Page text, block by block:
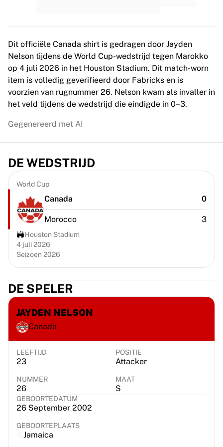
Vrouwenvoetbal in de VS
NWSL
OL Lyonnes
Paris Saint-Germain Feminines
Arsenal WFC
Bekijk per land
Basketbal
Highlights
Chicago Bulls
LA Clippers
Portland Trail Blazers
Virtus Bologna
Bekijk alles over basketbal
Top NBA-teams
Charlotte Hornets
Chicago Bulls
Portland Trail Blazers
LA Clippers
Bekijk alles over de NBA
Beşiktaş Gain
Fenerbahçe Basketbal
Slovenië
Virtus Bologna
Andere sporten
Wielrennen
Soudal Quick Step
Netcompany INEOS
EF Education
Team Jayco AlUla
Bekijk alles over wielrennen
Dit officiële Canada shirt is gedragen door Jayden
Nelson tijdens de World Cup-wedstrijd tegen Marokko
op 4 juli 2026 in het Houston Stadium. Dit match-worn
item is volledig geverifieerd door Fabricks en is
voorzien van rugnummer 26. Nelson kwam als invaller in
het veld tijdens de wedstrijd die eindigde in 0–3.
Gegenereerd met AI
DE WEDSTRIJD
World Cup
Canada 0
Morocco 3
Houston Stadium
4 juli 2026
Seizoen 2026
DE SPELER
JAYDEN NELSON
Canada
LEEFTIJD
23
POSITIE
Attacker
NUMMER
26
MAAT
S
GEBOORTEDATUM
26 September 2002
GEBOORTEPLAATS
Jamaica